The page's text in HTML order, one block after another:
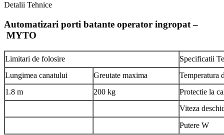
Detalii Tehnice
Automatizari porti batante operator ingropat –
MYTO
Limitari de folosire
Specificatii
Lungimea canatului
Greutate maxima
Temperatura
1.8 m
200 kg
Protectie la
Viteza
Putere W